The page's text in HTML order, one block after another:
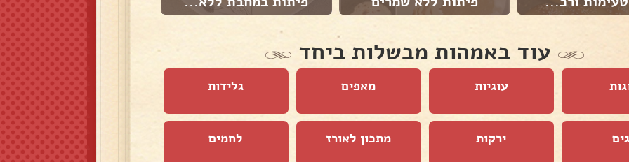
עוד באמהות מבשלות ביחד
עוגיות מאפים גלידות
ירקות מתכון לאורז לחמים